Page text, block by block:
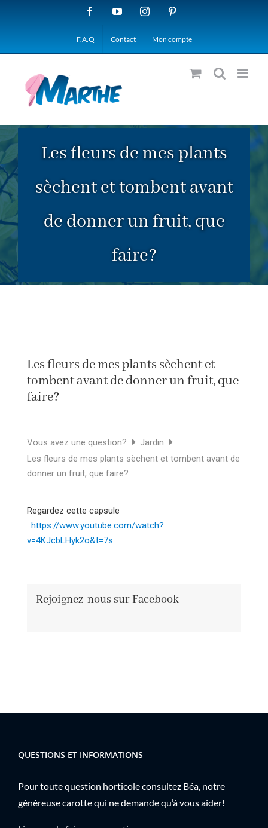
FacebookYouTubeInstagram
F.A.Q Contact Mon compte
Les fleurs de mes plants
sèchent et tombent avant
de donner un fruit, que
faire?
Les fleurs de mes plants sèchent et
tombent avant de donner un fruit, que
faire?
Vous avez une question?
Jardin
Les fleurs de mes plants sèchent et tombent avant de
donner un fruit, que faire?
Regardez cette capsule
: https://www.youtube.com/watch?
v=4KJcbLHyk2o&t=7s
Rejoignez-nous sur Facebook
QUESTIONS ET INFORMATIONS
Pour toute question horticole consultez Béa, notre
généreuse carotte qui ne demande qu’à vous aider!